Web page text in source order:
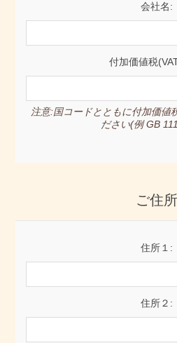
会社名:
付加価値税
注意:国コードとともに付加価値
ださい(例 GB
ご住所
住所１:
住所２: